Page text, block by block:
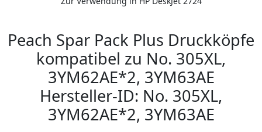
Peach Spar Pack Plus Druckköpfe
kompatibel zu No. 305XL,
3YM62AE*2, 3YM63AE
Hersteller-ID: No. 305XL,
3YM62AE*2, 3YM63AE